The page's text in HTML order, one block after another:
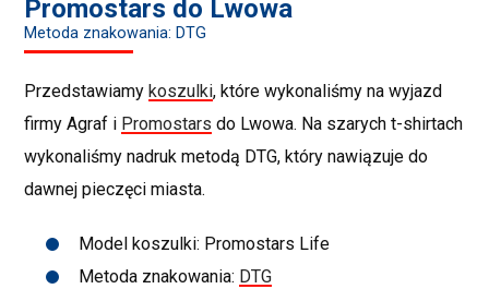
Promostars do Lwowa
Metoda znakowania: DTG
Przedstawiamykoszulki, które wykonaliśmy na wyjazd
firmy Agraf i Promostars do Lwowa. Na szarych t-shirtach
wykonaliśmy nadruk metodą DTG, który nawiązuje do
dawnej pieczęci miasta.
Model koszulki: Promostars Life
Metoda znakowania: DTG